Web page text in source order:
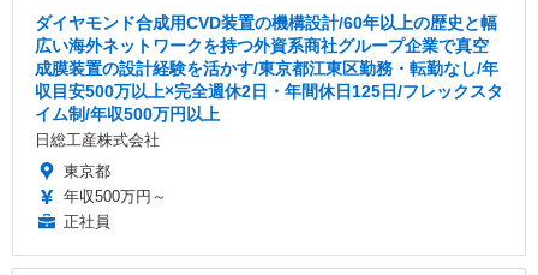
ダイヤモンド合成用CVD装置の機構設計/60年以上の歴史と幅
広い海外ネットワークを持つ外資系商社グループ企業で真空
成膜装置の設計経験を活かす/東京都江東区勤務・転勤なし/年
収目安500万以上×完全週休2日・年間休日125日/フレックスタ
イム制/年収500万円以上
日総工産株式会社
東京都
年収500万円～
正社員